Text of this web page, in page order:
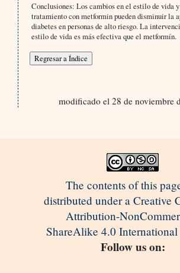
Conclusiones: Los cambios en el estilo de vida
tratamiento con metformin pueden disminuir la
diabetes en personas de alto riesgo. La
estilo de vida es más efectiva que el metformín.
modificado el 28 de noviembre
The contents of this
distributed under a Creative
Attribution-
ShareAlike 4.0
Follow us on: